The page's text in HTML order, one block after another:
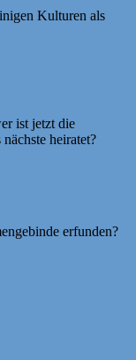
Kulturen als
ist jetzt die
heiratet?
erfunden?